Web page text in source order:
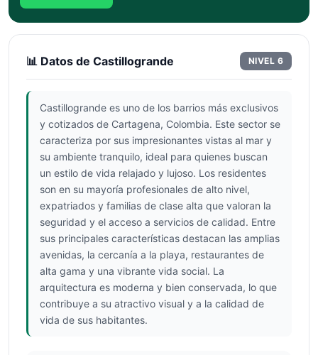
📊 Datos de Castillogrande NIVEL 6
Castillogrande es uno de los barrios más exclusivos
y cotizados de Cartagena, Colombia. Este sector se
caracteriza por sus impresionantes vistas al mar y
su ambiente tranquilo, ideal para quienes buscan
un estilo de vida relajado y lujoso. Los residentes
son en su mayoría profesionales de alto nivel,
expatriados y familias de clase alta que valoran la
seguridad y el acceso a servicios de calidad. Entre
sus principales características destacan las amplias
avenidas, la cercanía a la playa, restaurantes de
alta gama y una vibrante vida social. La
arquitectura es moderna y bien conservada, lo que
contribuye a su atractivo visual y a la calidad de
vida de sus habitantes.